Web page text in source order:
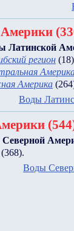
Латинской
регион (18)
Америка
Воды
(368).
Воды